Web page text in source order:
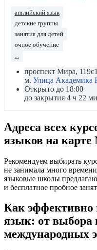
английский язык
детские группы
занятия для детей
очное обучение
проспект Мира,
м. Улица Академика
Открыто до 18:00
до закрытия 4 ч 22
Адреса всех
языков на
Рекомендуем выбирать
не занимала много
языковые школы
и бесплатное пробное
Как эффективно
язык: от выбора
международных